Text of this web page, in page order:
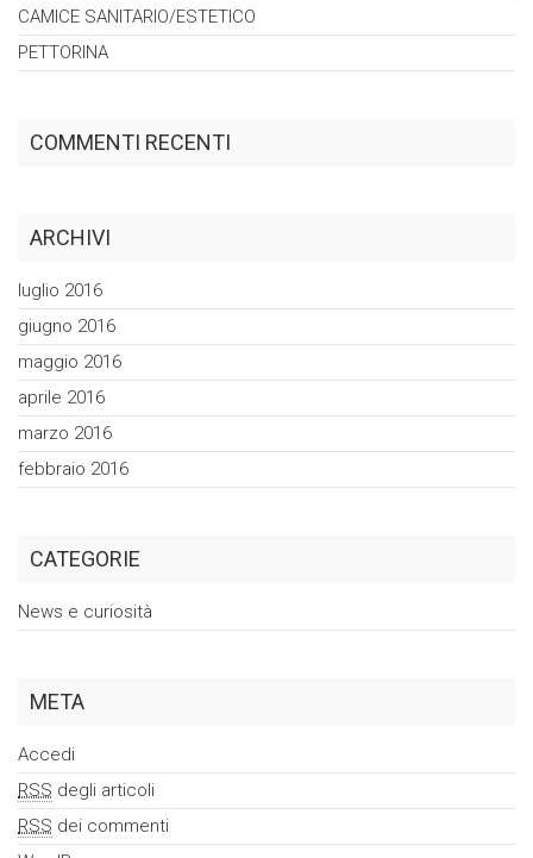
CAMICE SANITARIO/ESTETICO
PETTORINA
COMMENTI RECENTI
ARCHIVI
luglio 2016
giugno 2016
maggio 2016
aprile 2016
marzo 2016
febbraio 2016
CATEGORIE
News e curiosità
META
Accedi
RSS degli articoli
RSS dei commenti